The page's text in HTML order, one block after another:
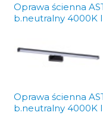
Oprawa ścienna
b.neutralny 4000K
Oprawa ścienna
b.neutralny 4000K